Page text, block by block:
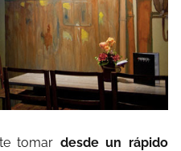
tomar desde un rápido